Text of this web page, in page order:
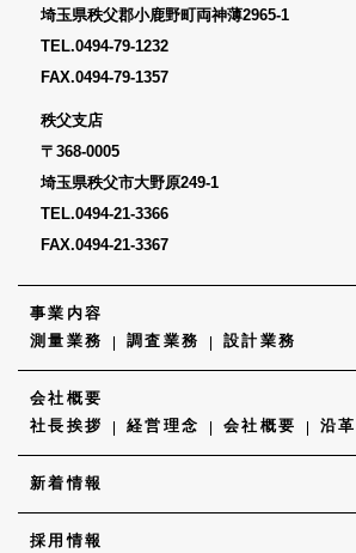
埼玉県秩父郡小鹿野町両神薄2965-1
TEL.0494-79-1232
FAX.0494-79-1357
秩父支店
〒368-0005
埼玉県秩父市大野原249-1
TEL.0494-21-3366
FAX.0494-21-3367
事業内容
測量業務
調査業務 設計業務
会社概要
社長挨拶
経営理念 会社概要 沿革
新着情報
採用情報